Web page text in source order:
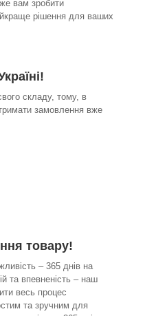
вам зробити
рішення для ваших
складу, тому, в
замовлення вже
товару!
– 365 днів на
та впевненість – наш
весь процес
та зручним для